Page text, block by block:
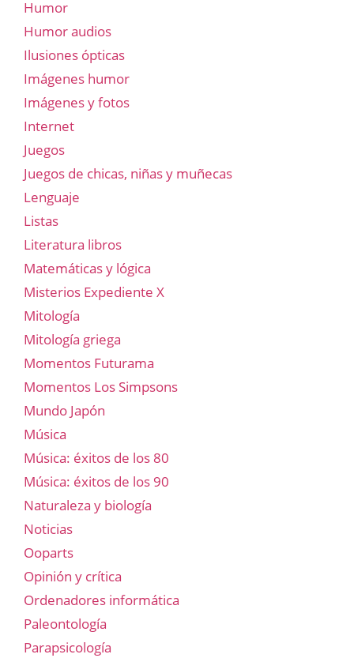
Humor
Humor audios
Ilusiones ópticas
Imágenes humor
Imágenes y fotos
Internet
Juegos
Juegos de chicas, niñas y muñecas
Lenguaje
Listas
Literatura libros
Matemáticas y lógica
Misterios Expediente X
Mitología
Mitología griega
Momentos Futurama
Momentos Los Simpsons
Mundo Japón
Música
Música: éxitos de los 80
Música: éxitos de los 90
Naturaleza y biología
Noticias
Ooparts
Opinión y crítica
Ordenadores informática
Paleontología
Parapsicología